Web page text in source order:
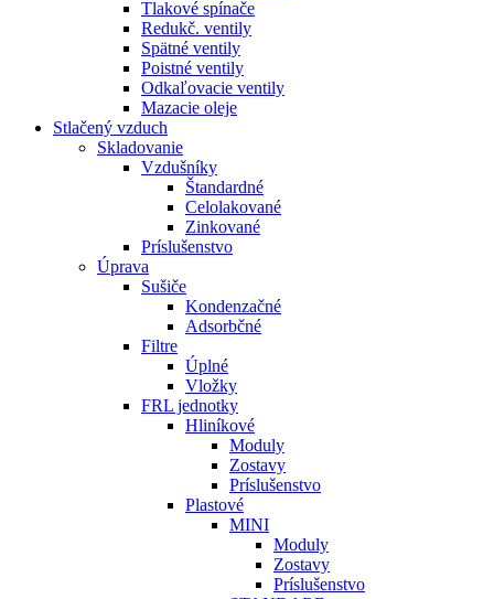
Tlakové spínače
Redukč. ventily
Spätné ventily
Poistné ventily
Odkaľovacie ventily
Mazacie oleje
Stlačený vzduch
Skladovanie
Vzdušníky
Štandardné
Celolakované
Zinkované
Príslušenstvo
Úprava
Sušiče
Kondenzačné
Adsorbčné
Filtre
Úplné
Vložky
FRL jednotky
Hliníkové
Moduly
Zostavy
Príslušenstvo
Plastové
MINI
Moduly
Zostavy
Príslušenstvo